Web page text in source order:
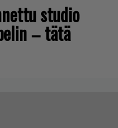
studio
– tätä